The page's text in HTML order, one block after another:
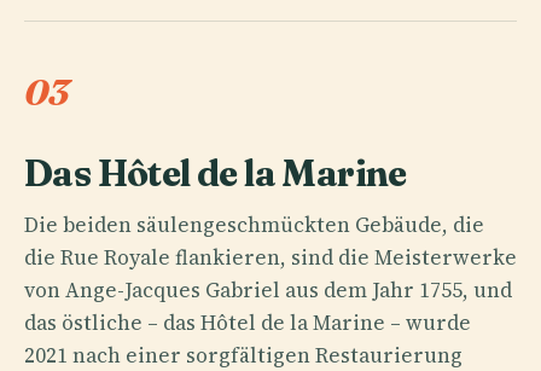
03
Das Hôtel de la Marine
Die beiden säulengeschmückten Gebäude, die
die Rue Royale flankieren, sind die Meisterwerke
von Ange-Jacques Gabriel aus dem Jahr 1755, und
das östliche – das Hôtel de la Marine – wurde
2021 nach einer sorgfältigen Restaurierung